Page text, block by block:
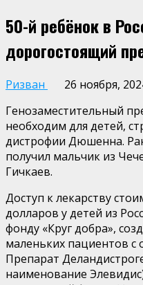
50-й ребёнок в
дорогостоящий
Ризван
26 ноября,
Генозаместительный
необходим для детей,
дистрофии Дюшенна.
получил мальчик из
Гичкаев.
Доступ к лекарству
долларов у детей из
фонду «Круг добра»,
маленьких пациентов
Препарат
наименование